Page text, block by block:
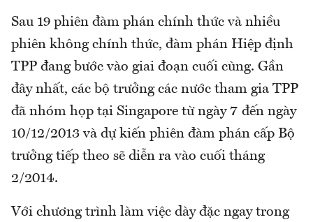
Sau 19 phiên đàm phán chính thức và nhiều
phiên không chính thức, đàm phán Hiệp định
TPP đang bước vào giai đoạn cuối cùng. Gần
đây nhất, các bộ trưởng các nước tham gia TPP
đã nhóm họp tại Singapore từ ngày 7 đến ngày
10/12/2013 và dự kiến phiên đàm phán cấp Bộ
trưởng tiếp theo sẽ diễn ra vào cuối tháng
2/2014.
Với chương trình làm việc dày đặc ngay trong